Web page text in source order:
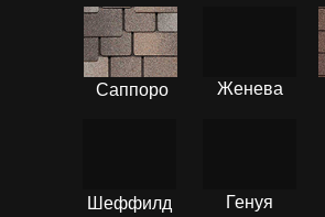
Саппоро Женева
Шеффилд Генуя
ПОДРОБНЕЕ